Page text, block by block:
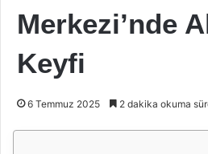
Merkezi’nde
Keyfi
6 Temmuz 2025 2 dakika okuma